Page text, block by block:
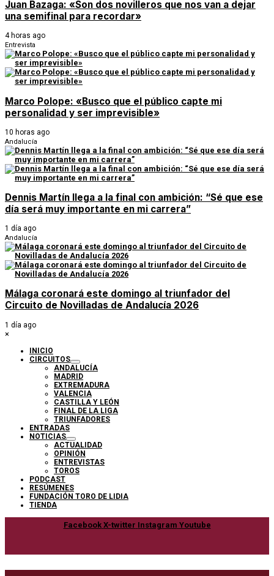
Juan Bazaga: «Son dos novilleros que nos van a dejar
una semifinal para recordar»
4 horas ago
Entrevista
Marco Polope: «Busco que el público capte mi
personalidad y ser imprevisible»
10 horas ago
Andalucía
Dennis Martín llega a la final con ambición: “Sé que ese
día será muy importante en mi carrera”
1 día ago
Andalucía
Málaga coronará este domingo al triunfador del
Circuito de Novilladas de Andalucía 2026
1 día ago
×
INICIO
CIRCUITOS
ANDALUCÍA
MADRID
EXTREMADURA
VALENCIA
CASTILLA Y LEÓN
FINAL DE LA LIGA
TRIUNFADORES
ENTRADAS
NOTICIAS
ACTUALIDAD
OPINIÓN
ENTREVISTAS
TOROS
PODCAST
RESÚMENES
FUNDACIÓN TORO DE LIDIA
TIENDA
Facebook X-twitter Instagram Youtube